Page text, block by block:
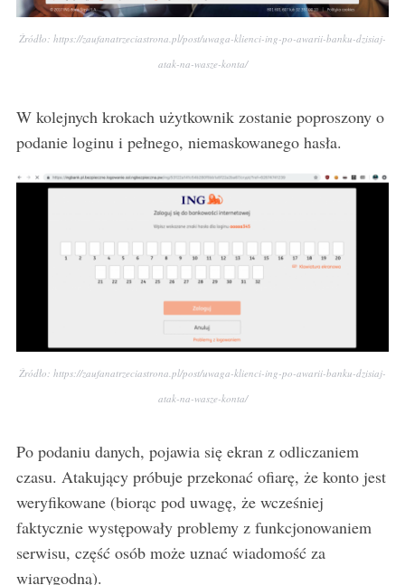
Źródło: https://zaufanatrzeciastrona.pl/post/uwaga-klienci-ing-po-awarii-banku-dzisiaj-
atak-na-wasze-konta/
W kolejnych krokach użytkownik zostanie poproszony o
podanie loginu i pełnego, niemaskowanego hasła.
Źródło: https://zaufanatrzeciastrona.pl/post/uwaga-klienci-ing-po-awarii-banku-dzisiaj-
atak-na-wasze-konta/
Po podaniu danych, pojawia się ekran z odliczaniem
czasu. Atakujący próbuje przekonać ofiarę, że konto jest
weryfikowane (biorąc pod uwagę, że wcześniej
faktycznie występowały problemy z funkcjonowaniem
serwisu, część osób może uznać wiadomość za
wiarygodną).
r
c
h
o